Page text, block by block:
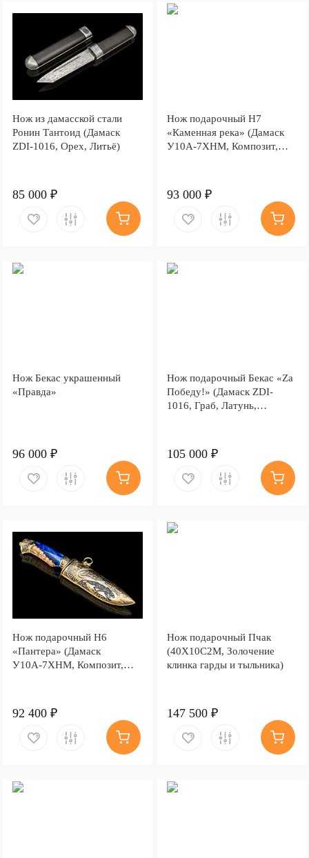
Нож из дамасской стали
Ронин Тантоид (Дамаск
ZDI-1016, Орех, Литьё)
85 000 ₽
Нож подарочный Н7
«Каменная река» (Дамаск
У10А-7ХНМ, Композит,
93 000 ₽
Нож Бекас украшенный
«Правда»
96 000 ₽
Нож подарочный Бекас «Za
Победу!» (Дамаск ZDI-
1016, Граб, Латунь,
105 000 ₽
Нож подарочный Н6
«Пантера» (Дамаск
У10А-7ХНМ, Композит,
92 400 ₽
Нож подарочный Пчак
(40Х10С2М, Золочение
клинка гарды и тыльника)
147 500 ₽